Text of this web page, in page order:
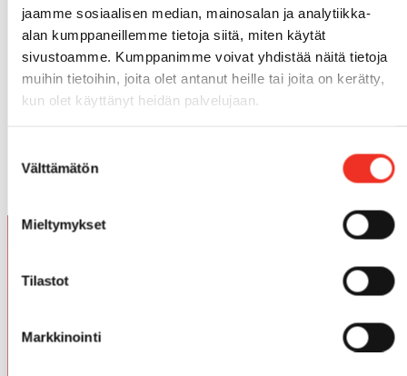
jaamme sosiaalisen median, mainosalan ja analytiikka-
alan kumppaneillemme tietoja siitä, miten käytät
sivustoamme. Kumppanimme voivat yhdistää näitä tietoja
muihin tietoihin, joita olet antanut heille tai joita on kerätty,
kun olet käyttänyt heidän palvelujaan.
valinta
Välttämätön
Mieltymykset
Tilastot
Markkinointi
Kysy lisätietoja projektitoimituksista tai lähetä
tarjouspyyntö!
cranes@pekkaniska.com
Pekkaniska Oy